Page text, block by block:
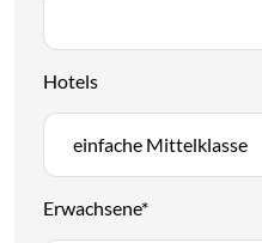
Hotels
einfache Mittelklasse
Erwachsene*